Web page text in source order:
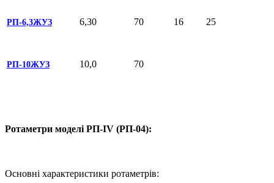
16 25
РП-6,3ЖУЗ 6,30 70
РП-10ЖУЗ 10,0 70
Ротаметри моделі РП-IV (РП-04):
Основні характеристики ротаметрів: